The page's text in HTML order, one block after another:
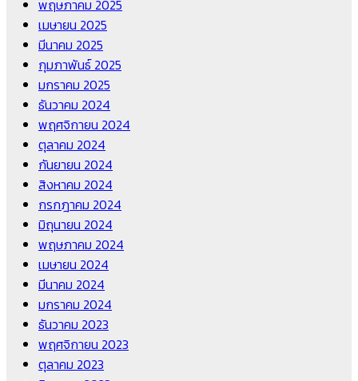
พฤษภาคม 2025
เมษายน 2025
มีนาคม 2025
กุมภาพันธ์ 2025
มกราคม 2025
ธันวาคม 2024
พฤศจิกายน 2024
ตุลาคม 2024
กันยายน 2024
สิงหาคม 2024
กรกฎาคม 2024
มิถุนายน 2024
พฤษภาคม 2024
เมษายน 2024
มีนาคม 2024
มกราคม 2024
ธันวาคม 2023
พฤศจิกายน 2023
ตุลาคม 2023